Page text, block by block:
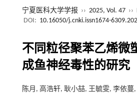
宁夏医科大学学报 ›› 2025, Vol. 47 ››
DOI: 10.16050/j.cnki.issn1674-
不同粒径聚苯乙烯微
成鱼神经毒性的研究
陈月, 高浩轩, 耿小喆, 王毓雯, 李依蔓